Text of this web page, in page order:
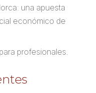
una apuesta
económico de
profesionales.